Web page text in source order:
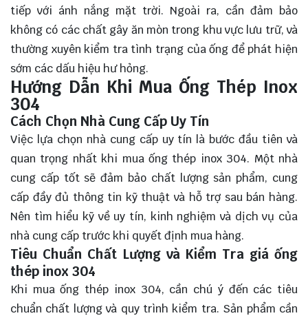
tiếp với ánh nắng mặt trời. Ngoài ra, cần đảm bảo
không có các chất gây ăn mòn trong khu vực lưu trữ, và
thường xuyên kiểm tra tình trạng của ống để phát hiện
sớm các dấu hiệu hư hỏng.
Hướng Dẫn Khi Mua Ống Thép Inox
304
Cách Chọn Nhà Cung Cấp Uy Tín
Việc lựa chọn nhà cung cấp uy tín là bước đầu tiên và
quan trọng nhất khi mua ống thép inox 304. Một nhà
cung cấp tốt sẽ đảm bảo chất lượng sản phẩm, cung
cấp đầy đủ thông tin kỹ thuật và hỗ trợ sau bán hàng.
Nên tìm hiểu kỹ về uy tín, kinh nghiệm và dịch vụ của
nhà cung cấp trước khi quyết định mua hàng.
Tiêu Chuẩn Chất Lượng và Kiểm Tra giá ống
thép inox 304
Khi mua ống thép inox 304, cần chú ý đến các tiêu
chuẩn chất lượng và quy trình kiểm tra. Sản phẩm cần